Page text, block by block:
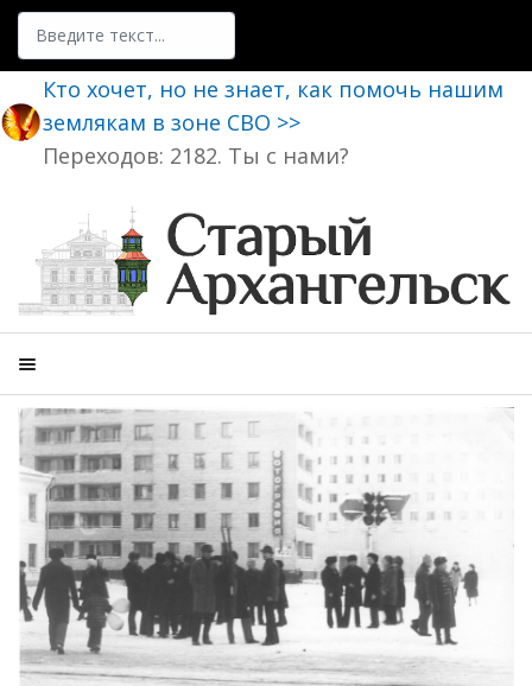
Поиск
Кто хочет, но не знает, как помочь нашим
землякам в зоне СВО >>
Переходов: 2182. Ты с нами?